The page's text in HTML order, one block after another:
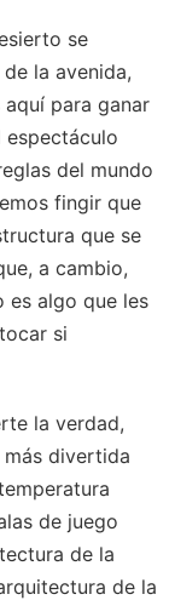
se
la avenida,
para ganar
espectáculo
del mundo
fingir que
que se
a cambio,
es algo que les
si
la verdad,
divertida
de juego
de la
de la